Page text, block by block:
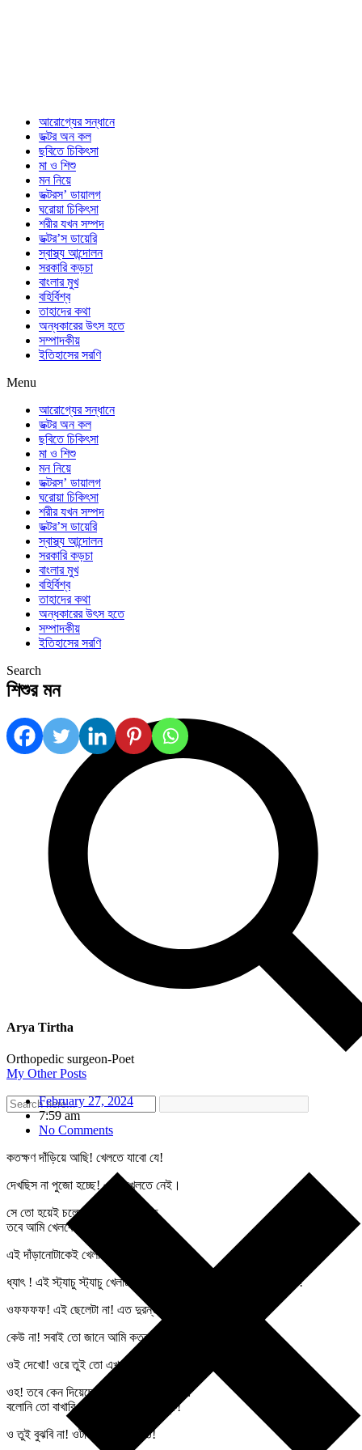
আরোগ্যের সন্ধানে
ডক্টর অন কল
ছবিতে চিকিৎসা
মা ও শিশু
মন নিয়ে
ডক্টরস’ ডায়ালগ
ঘরোয়া চিকিৎসা
শরীর যখন সম্পদ
ডক্টর’স ডায়েরি
স্বাস্থ্য আন্দোলন
সরকারি কড়চা
বাংলার মুখ
বহির্বিশ্ব
তাহাদের কথা
অন্ধকারের উৎস হতে
সম্পাদকীয়
ইতিহাসের সরণি
Menu
আরোগ্যের সন্ধানে
ডক্টর অন কল
ছবিতে চিকিৎসা
মা ও শিশু
মন নিয়ে
ডক্টরস’ ডায়ালগ
ঘরোয়া চিকিৎসা
শরীর যখন সম্পদ
ডক্টর’স ডায়েরি
স্বাস্থ্য আন্দোলন
সরকারি কড়চা
বাংলার মুখ
বহির্বিশ্ব
তাহাদের কথা
অন্ধকারের উৎস হতে
সম্পাদকীয়
ইতিহাসের সরণি
Search
শিশুর মন
Arya Tirtha
Orthopedic surgeon-Poet
My Other Posts
February 27, 2024
7:59 am
No Comments
কতক্ষণ দাঁড়িয়ে আছি! খেলতে যাবো যে!
দেখছিস না পুজো হচ্ছে! এখন খেলতে নেই।
সে তো হয়েই চলেছে! থামবে না সহজে,
তবে আমি খেলবো কখন?
এই দাঁড়ানোটাকেই খেলা ধর না বাপধন!
ধ্যাৎ ! এই স্ট্যাচু স্ট্যাচু খেলাটা পচা। গুলতি কই? ফল পাড়বো গাছ থেকে!
ওফফফফ! এই ছেলেটা না! এত দুরন্ত হলে যুঝবে কে!
কেউ না! সবাই তো জানে আমি কত্ত বড় বীর!
ওই দেখো! ওরে তুই তো এখন শিশু, সে সব তো কথা আগামীর!
ওহ! তবে কেন দিয়েছো এই বড়দের তির ধনুক ?
বলোনি তো বাখারি বাঁকিয়ে সুতো বেঁধে খেলুক!
ও তুই বুঝবি না! ওটা বড়দের ইচ্ছেতে!